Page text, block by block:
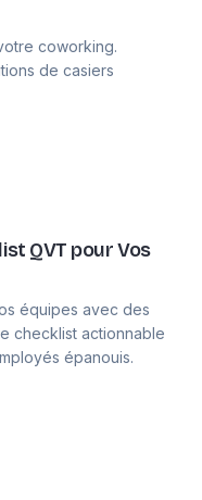
coworking.
de casiers
QVT pour Vos
équipes avec des
checklist actionnable
épanouis.